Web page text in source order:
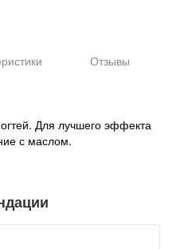
Отзывы
Для лучшего эффекта
с маслом.